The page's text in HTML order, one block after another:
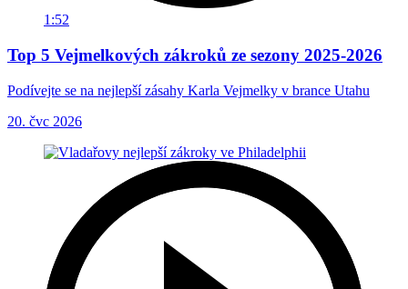
1:52
Top 5 Vejmelkových zákroků ze sezony 2025-2026
Podívejte se na nejlepší zásahy Karla Vejmelky v brance Utahu
20. čvc 2026